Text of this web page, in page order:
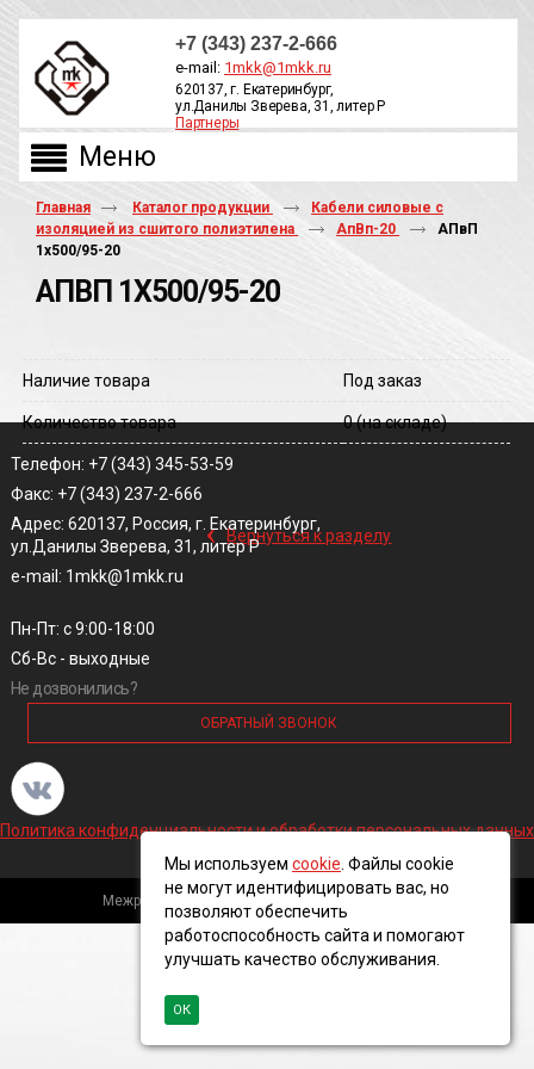
+7 (343) 237-2-666
e-mail: 1mkk@1mkk.ru
620137, г. Екатеринбург,
ул.Данилы Зверева, 31, литер Р
Партнеры
Главная Каталог продукции
Кабели силовые с
изоляцией из сшитого полиэтилена
АпВп-20
АПвП
1х500/95-20
АПВП 1Х500/95-20
Наличие товара Под заказ
Количество товара 0(на складе)
‹ Вернуться к разделу
Телефон: +7 (343) 345-53-59
Факс: +7 (343) 237-2-666
Адрес: 620137, Россия, г. Екатеринбург,
ул.Данилы Зверева, 31, литер Р
e-mail: 1mkk@1mkk.ru
Пн-Пт: с 9:00-18:00
Сб-Вс - выходные
Не дозвонились?
ОБРАТНЫЙ ЗВОНОК
Политика конфиденциальности и обработки персональных данных
Межрегиональная кабельная компания, 2016 ©
Мы используем cookie . Файлы cookie
не могут идентифицировать вас, но
позволяют обеспечить
работоспособность сайта и помогают
улучшать качество обслуживания.
ОК